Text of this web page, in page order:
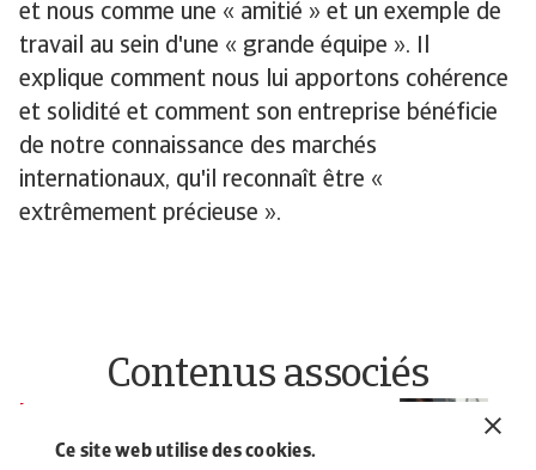
Ce site web utilise des cookies.
et nous comme une « amitié » et un exemple de
travail au sein d'une « grande équipe ». Il
explique comment nous lui apportons cohérence
et solidité et comment son entreprise bénéficie
de notre connaissance des marchés
internationaux, qu'il reconnaît être «
extrêmement précieuse ».
Contenus associés
El Ganso - Secteur du prêt-à-